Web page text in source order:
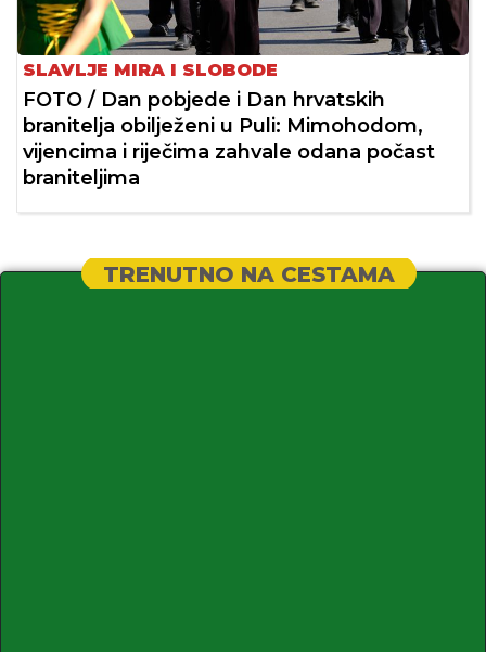
SLAVLJE MIRA I SLOBODE
FOTO / Dan pobjede i Dan hrvatskih
branitelja obilježeni u Puli: Mimohodom,
vijencima i riječima zahvale odana počast
braniteljima
TRENUTNO NA CESTAMA